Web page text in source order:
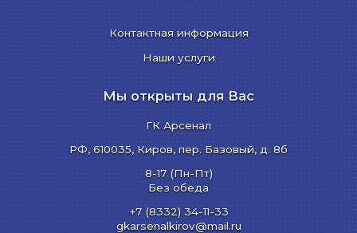
Контактная информация
Наши услуги
Мы открыты для Вас
ГК Арсенал
РФ, 610035, Киров, пер. Базовый, д. 8б
8-17 (Пн-Пт)
Без обеда
+7 (8332) 34-11-33
gkarsenalkirov@mail.ru